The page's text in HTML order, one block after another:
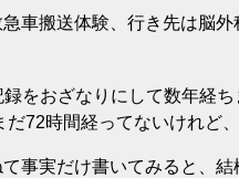
車搬送体験、行き先は脳外
をおざなりにして数年経
だ72時間経ってないけれど
事実だけ書いてみると、